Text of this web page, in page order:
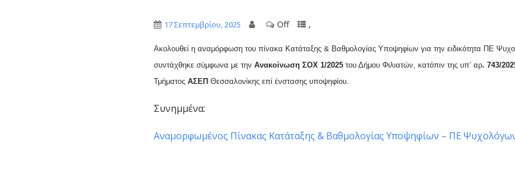
17 Σεπτεμβρίου, 2025 Off ,
Ακολουθεί η αναμόρφωση του πίνακα Κατάταξης & Βαθμολογίας Υποψηφίων για την ειδικότητα ΠΕ
συντάχθηκε σύμφωνα με την Ανακοίνωση ΣΟΧ 1/2025του Δήμου Φιλιατών, κατόπιν της υπ’ αρ. 743/
Τμήματος ΑΣΕΠ Θεσσαλονίκης επί ένστασης υποψηφίου.
Συνημμένα:
Αναμορφωμένος Πίνακας Κατάταξης & Βαθμολογίας Υποψηφίων – ΠΕ